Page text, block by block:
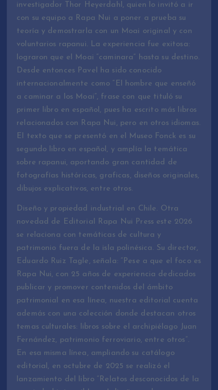
investigador Thor Heyerdahl, quien lo invitó a ir
con su equipo a Rapa Nui a poner a prueba su
teoría y demostrarla con un Moai original y con
voluntarios rapanui. La experiencia fue exitosa:
lograron que el Moai “caminara” hasta su destino.
Desde entonces Pavel ha sido conocido
internacionalmente como “El hombre que enseñó
a caminar a los Moai”, frase con que tituló su
primer libro en español, pues ha escrito más libros
relacionados con Rapa Nui, pero en otros idiomas.
El texto que se presentó en el Museo Fonck es su
segundo libro en español, y amplía la temática
sobre rapanui, aportando gran cantidad de
fotografías históricas, graficas, diseños originales,
dibujos explicativos, entre otros.
Diseño y propiedad industrial en Chile. Otra
novedad de Editorial Rapa Nui Press este 2026
se relaciona con temáticas de cultura y
patrimonio fuera de la isla polinésica. Su director,
Eduardo Ruiz Tagle, señala: “Pese a que el foco es
Rapa Nui, con 25 años de experiencia dedicados
publicar y promover contenidos del ámbito
patrimonial en esa línea, nuestra editorial cuenta
además con una colección donde destacan otros
temas culturales: libros sobre el archipiélago Juan
Fernández, patrimonio ferroviario, entre otros”.
En esa misma línea, ampliando su catálogo
editorial, en octubre de 2025 se realizó el
lanzamiento del libro “Relatos desconocidos de la